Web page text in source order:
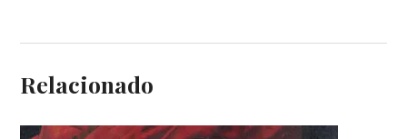
Relacionado